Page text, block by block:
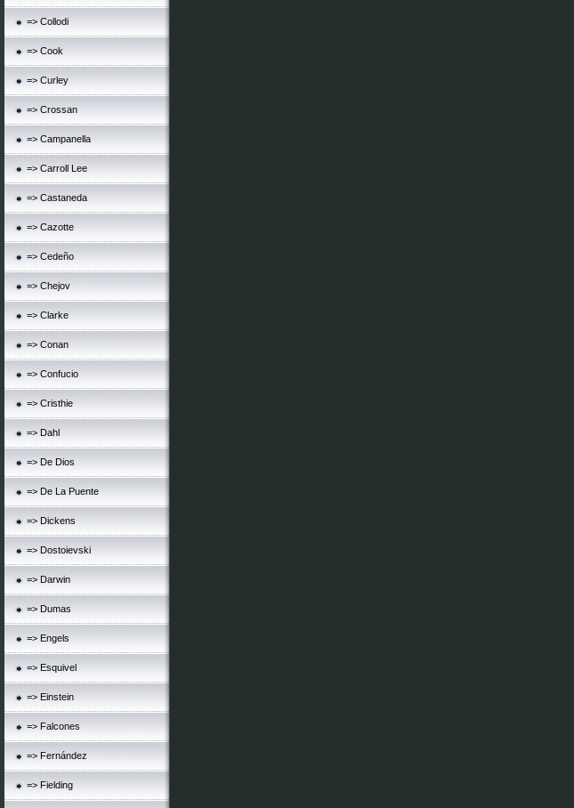
=> Collodi
=> Cook
=> Curley
=> Crossan
=> Campanella
=> Carroll Lee
=> Castaneda
=> Cazotte
=> Cedeño
=> Chejov
=> Clarke
=> Conan
=> Confucio
=> Cristhie
=> Dahl
=> De Dios
=> De La Puente
=> Dickens
=> Dostoievski
=> Darwin
=> Dumas
=> Engels
=> Esquivel
=> Einstein
=> Falcones
=> Fernández
=> Fielding